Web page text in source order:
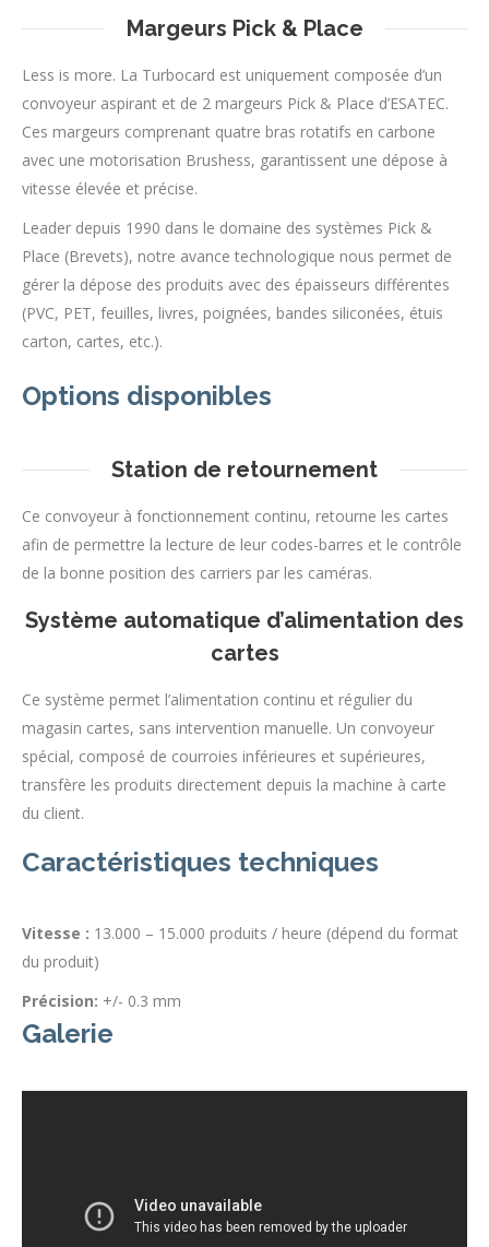
Margeurs Pick & Place
Less is more. La Turbocard est uniquement composée d’un
convoyeur aspirant et de 2 margeurs Pick & Place d’ESATEC.
Ces margeurs comprenant quatre bras rotatifs en carbone
avec une motorisation Brushess, garantissent une dépose à
vitesse élevée et précise.
Leader depuis 1990 dans le domaine des systèmes Pick &
Place (Brevets), notre avance technologique nous permet de
gérer la dépose des produits avec des épaisseurs différentes
(PVC, PET, feuilles, livres, poignées, bandes siliconées, étuis
carton, cartes, etc.).
Options disponibles
Station de retournement
Ce convoyeur à fonctionnement continu, retourne les cartes
afin de permettre la lecture de leur codes-barres et le contrôle
de la bonne position des carriers par les caméras.
Système automatique d’alimentation des
cartes
Ce système permet l’alimentation continu et régulier du
magasin cartes, sans intervention manuelle. Un convoyeur
spécial, composé de courroies inférieures et supérieures,
transfère les produits directement depuis la machine à carte
du client.
Caractéristiques techniques
Vitesse : 13.000 – 15.000 produits / heure (dépend du format
du produit)
Précision: +/- 0.3 mm
Galerie